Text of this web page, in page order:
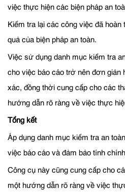
việc thực hiện các biện pháp an
Kiểm tra lại các công việc đã hoàn
quả của biện pháp an toàn.
Việc sử dụng danh mục kiểm tra
cho việc báo cáo trở nên đơn giản
xác, đồng thời cung cấp cho các
hướng dẫn rõ ràng về việc thực
Tổng kết
Áp dụng danh mục kiểm tra an
việc báo cáo và đảm bảo tính
Công cụ này cũng cung cấp cho
một hướng dẫn rõ ràng về việc